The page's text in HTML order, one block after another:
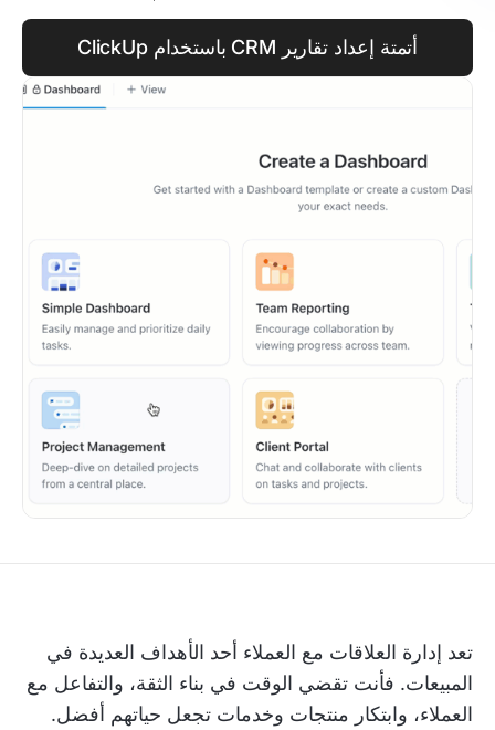
أتمتة إعداد تقارير CRM باستخدام ClickUp
تعد إدارة العلاقات مع العملاء أحد الأهداف العديدة في
المبيعات. فأنت تقضي الوقت في بناء الثقة، والتفاعل مع
العملاء، وابتكار منتجات وخدمات تجعل حياتهم أفضل.